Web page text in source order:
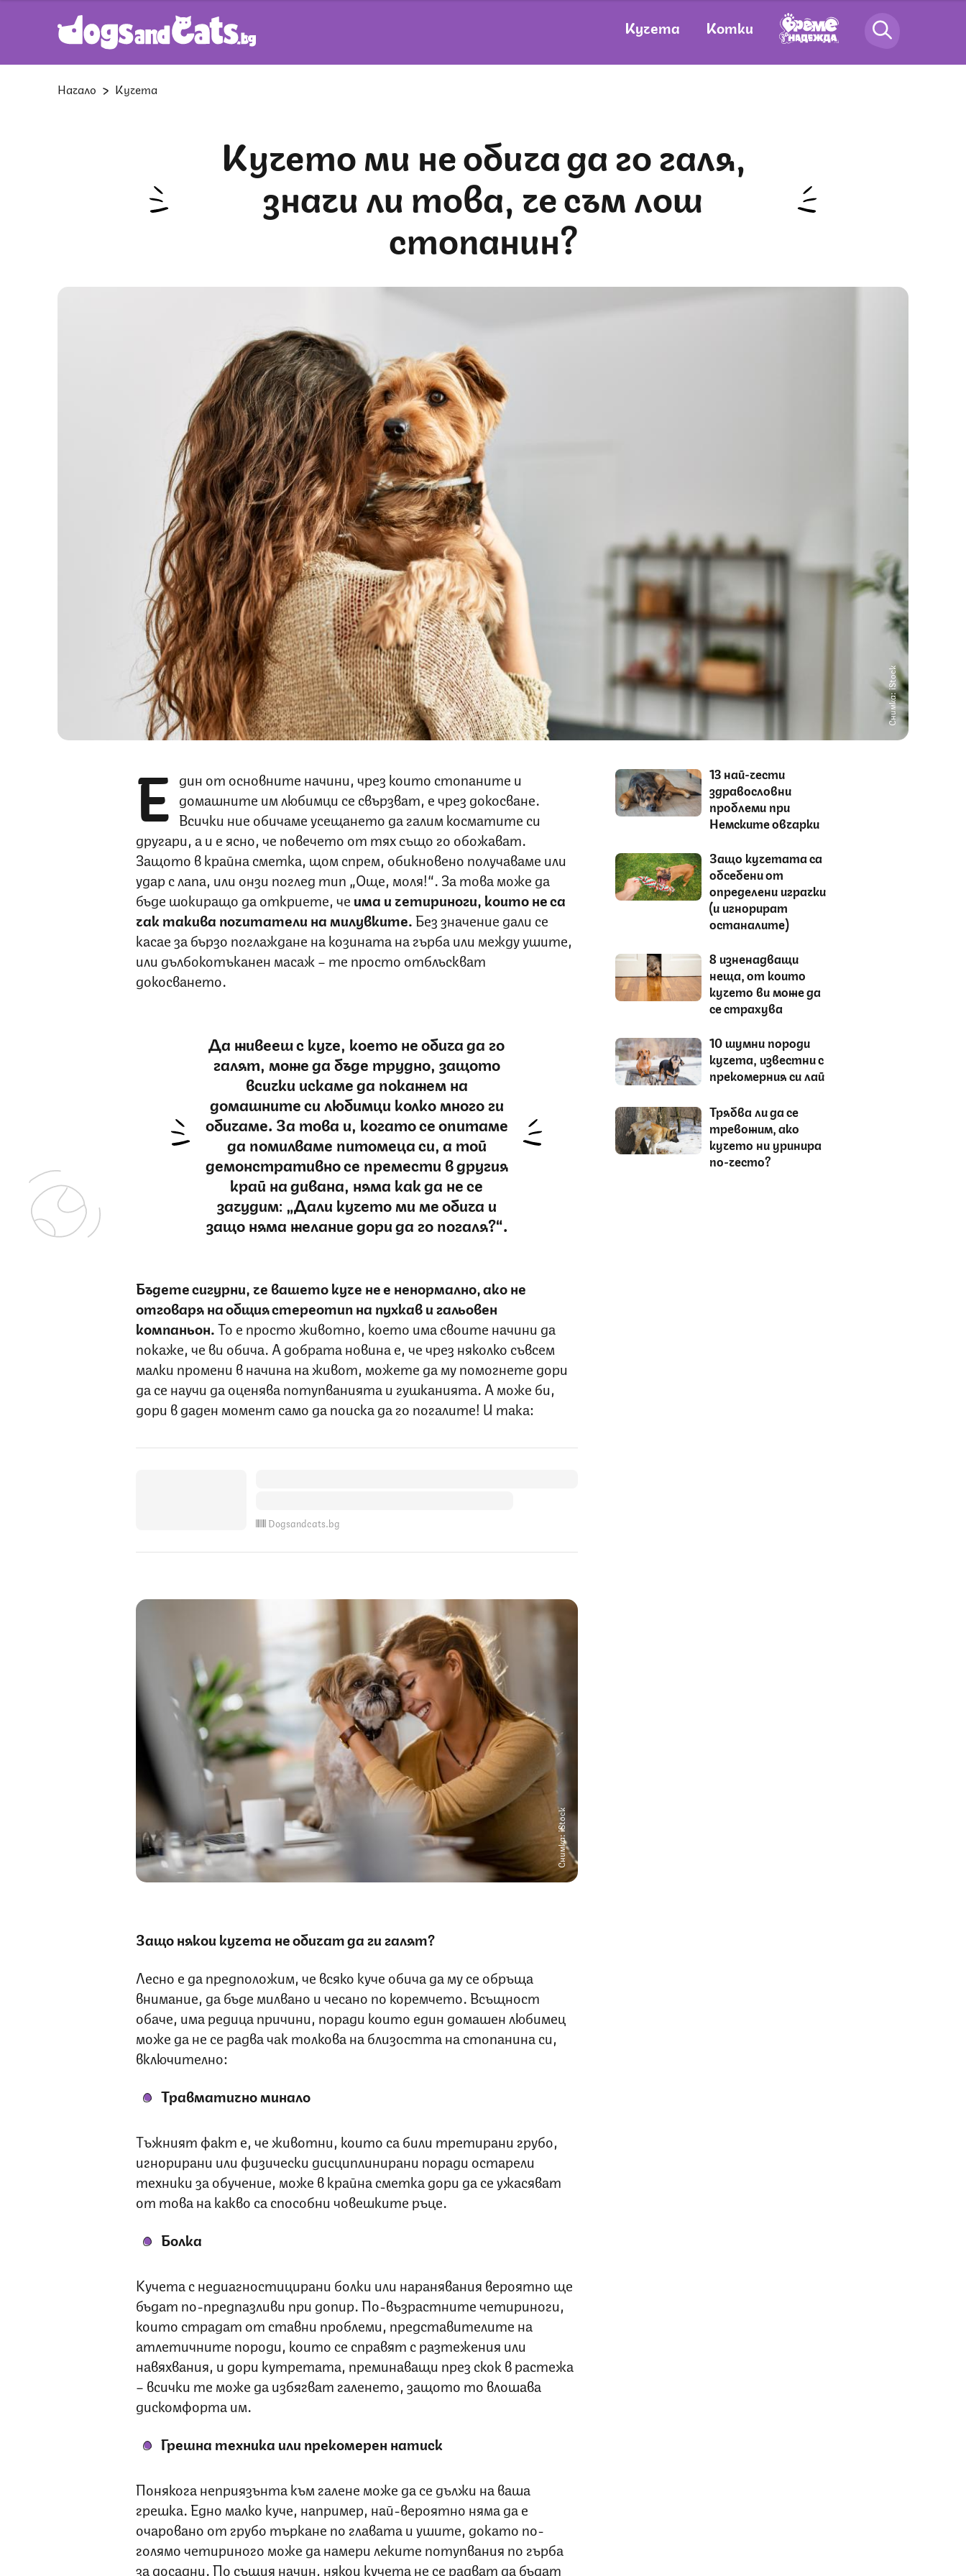
Кучета Котки
Начало Кучета
Кучето ми не обича да го галя,
значи ли това, че съм лош
стопанин?
Снимка: iStock
Е дин от основните начини, чрез които стопаните и
домашните им любимци се свързват, е чрез докосване.
Всички ние обичаме усещането да галим косматите си
другари, а и е ясно, че повечето от тях също го обожават.
Защото в крайна сметка, щом спрем, обикновено получаваме или
удар с лапа, или онзи поглед тип „Още, моля!“. За това може да
бъде шокиращо да откриете, че има и четириноги, които не са
чак такива почитатели на милувките.Без значение дали се
касае за бързо поглаждане на козината на гърба или между ушите,
или дълбокотъканен масаж – те просто отблъскват
докосването.
Да живееш с куче, което не обича да го
галят, може да бъде трудно, защото
всички искаме да покажем на
домашните си любимци колко много ги
обичаме. За това и, когато се опитаме
да помилваме питомеца си, а той
демонстративно се премести в другия
край на дивана, няма как да не се
зачудим: „Дали кучето ми ме обича и
защо няма желание дори да го погаля?“.
Бъдете сигурни, че вашето куче не е ненормално, ако не
отговаря на общия стереотип на пухкав и гальовен
компаньон.То е просто животно, което има своите начини да
покаже, че ви обича. А добрата новина е, че чрез няколко съвсем
малки промени в начина на живот, можете да му помогнете дори
да се научи да оценява потупванията и гушканията. А може би,
дори в даден момент само да поиска да го погалите! И така:
Dogsandcats.bg
Снимка: iStock
Защо някои кучета не обичат да ги галят?
Лесно е да предположим, че всяко куче обича да му се обръща
внимание, да бъде милвано и чесано по коремчето. Всъщност
обаче, има редица причини, поради които един домашен любимец
може да не се радва чак толкова на близостта на стопанина си,
включително:
Травматично минало
Тъжният факт е, че животни, които са били третирани грубо,
игнорирани или физически дисциплинирани поради остарели
техники за обучение, може в крайна сметка дори да се ужасяват
от това на какво са способни човешките ръце.
Болка
Кучета с недиагностицирани болки или наранявания вероятно ще
бъдат по-предпазливи при допир. По-възрастните четириноги,
които страдат от ставни проблеми, представителите на
атлетичните породи, които се справят с разтежения или
навяхвания, и дори кутретата, преминаващи през скок в растежа
– всички те може да избягват галенето, защото то влошава
дискомфорта им.
Грешна техника или прекомерен натиск
Понякога неприязънта към галене може да се дължи на ваша
грешка. Едно малко куче, например, най-вероятно няма да е
очаровано от грубо търкане по главата и ушите, докато по-
голямо четириного може да намери леките потупвания по гърба
за досадни. По същия начин, някои кучета не се радват да бъдат
13 най-чести
здравословни
проблеми при
Немските овчарки
Защо кучетата са
обсебени от
определени играчки
(и игнорират
останалите)
8 изненадващи
неща, от които
кучето ви може да
се страхува
10 шумни породи
кучета, известни с
прекомерния си лай
Трябва ли да се
тревожим, ако
кучето ни уринира
по-често?